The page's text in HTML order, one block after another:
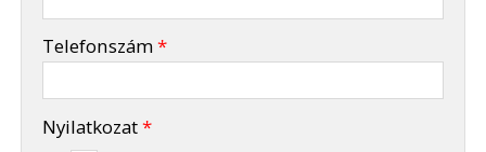
Telefonszám*
Nyilatkozat*